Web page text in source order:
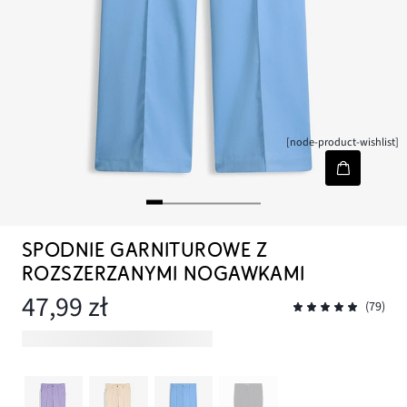
[node-product-wishlist]
SPODNIE GARNITUROWE Z
ROZSZERZANYMI NOGAWKAMI
47,99 zł (79)